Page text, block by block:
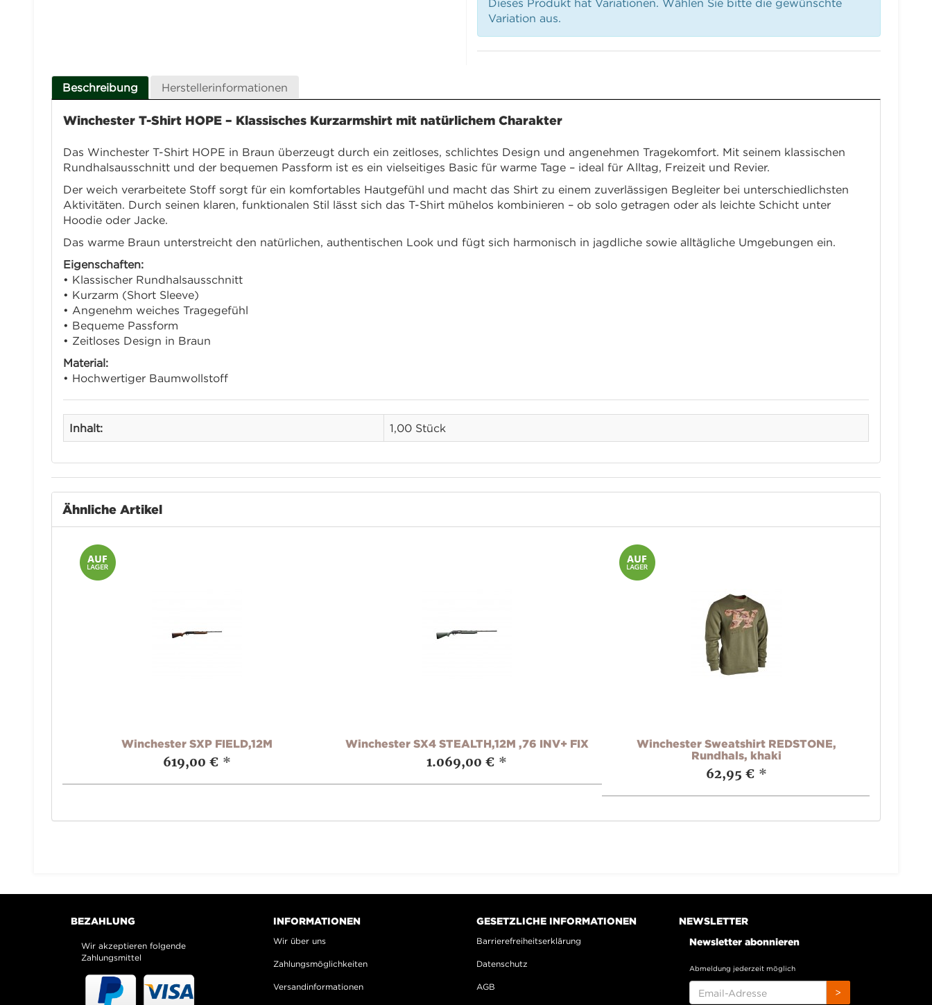
Dieses Produkt hat Variationen. Wählen Sie bitte die gewünschte
Variation aus.
Beschreibung Herstellerinformationen
Winchester T-Shirt HOPE – Klassisches Kurzarmshirt mit natürlichem Charakter
Das Winchester T-Shirt HOPE in Braun überzeugt durch ein zeitloses, schlichtes Design und angenehmen Tragekomfort. Mit seinem klassischen
Rundhalsausschnitt und der bequemen Passform ist es ein vielseitiges Basic für warme Tage – ideal für Alltag, Freizeit und Revier.
Der weich verarbeitete Stoff sorgt für ein komfortables Hautgefühl und macht das Shirt zu einem zuverlässigen Begleiter bei unterschiedlichsten
Aktivitäten. Durch seinen klaren, funktionalen Stil lässt sich das T-Shirt mühelos kombinieren – ob solo getragen oder als leichte Schicht unter
Hoodie oder Jacke.
Das warme Braun unterstreicht den natürlichen, authentischen Look und fügt sich harmonisch in jagdliche sowie alltägliche Umgebungen ein.
Eigenschaften:
• Klassischer Rundhalsausschnitt
• Kurzarm (Short Sleeve)
• Angenehm weiches Tragegefühl
• Bequeme Passform
• Zeitloses Design in Braun
Material:
• Hochwertiger Baumwollstoff
Inhalt: 1,00 Stück
Ähnliche Artikel
Winchester SXP FIELD,12M
619,00 € *
Winchester SX4 STEALTH,12M ,76 INV+ FIX
1.069,00 € *
Winchester Sweatshirt REDSTONE,
Rundhals, khaki
62,95 € *
BEZAHLUNG
Wir akzeptieren folgende
Zahlungsmittel
INFORMATIONEN
Wir über uns
Zahlungsmöglichkeiten
Versandinformationen
GESETZLICHE INFORMATIONEN
Barrierefreiheitserklärung
Datenschutz
AGB
NEWSLETTER
Newsletter abonnieren
Abmeldung jederzeit möglich
ADRESSE
>